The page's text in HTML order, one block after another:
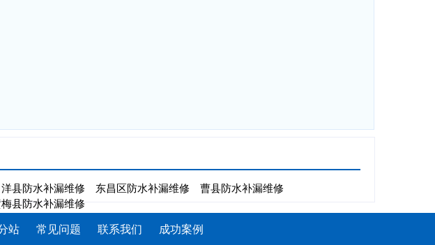
洋县防水补漏维修 东昌区防水补漏维修
曹县防水补漏维修
县防水补漏维修
站 常见问题 联系我们 成功案例